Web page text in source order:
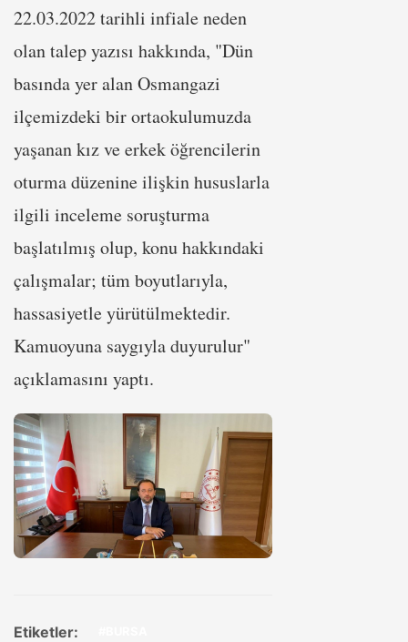
22.03.2022 tarihli infiale neden
olan talep yazısı hakkında, "Dün
basında yer alan Osmangazi
ilçemizdeki bir ortaokulumuzda
yaşanan kız ve erkek öğrencilerin
oturma düzenine ilişkin hususlarla
ilgili inceleme soruşturma
başlatılmış olup, konu hakkındaki
çalışmalar; tüm boyutlarıyla,
hassasiyetle yürütülmektedir.
Kamuoyuna saygıyla duyurulur"
açıklamasını yaptı.
Etiketler: